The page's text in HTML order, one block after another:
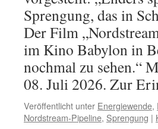
Sprengung, das in
Der Film
im Kino Babylon in
nochmal zu sehen.“
08. Juli 2026. Zur
Veröffentlicht unter Energiewende,
Nordstream-Pipeline, Sprengung |